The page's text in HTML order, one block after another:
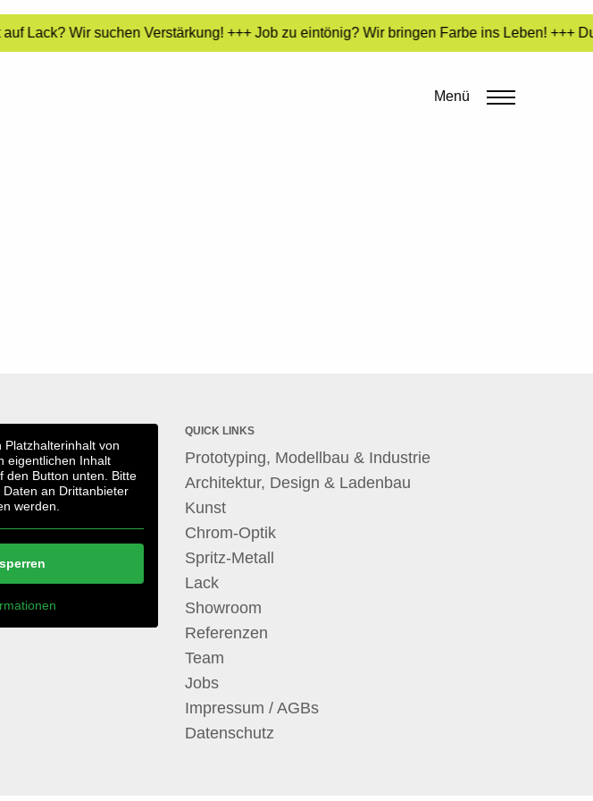
Wir suchen Verstärkung! +++ Job zu eintönig? Wir bringen Farbe ins Leben! +++
Menü
von
eigentlichen Inhalt
den Button unten. Bitte
an Drittanbieter
werden.
QUICK LINKS
Prototyping, Modellbau & Industrie
Architektur, Design & Ladenbau
Kunst
Chrom-Optik
Spritz-Metall
Lack
Showroom
Referenzen
Team
Jobs
Impressum / AGBs
Datenschutz